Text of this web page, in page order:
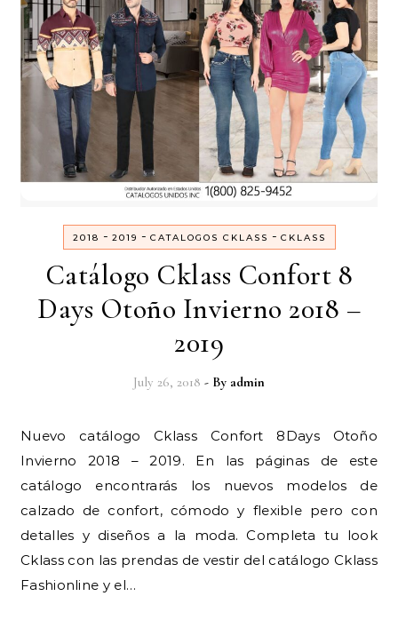
2018 - 2019 - CATALOGOS CKLASS - CKLASS
Catálogo Cklass Confort 8
Days Otoño Invierno 2018 –
2019
July 26, 2018 - By admin
Nuevo catálogo Cklass Confort 8Days Otoño
Invierno 2018 – 2019. En las páginas de este
catálogo encontrarás los nuevos modelos de
calzado de confort, cómodo y flexible pero con
detalles y diseños a la moda. Completa tu look
Cklass con las prendas de vestir del catálogo Cklass
Fashionline y el…